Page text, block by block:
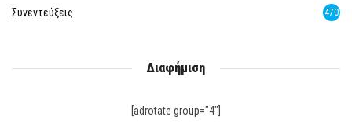
Συνεντεύξεις 470
Διαφήμιση
[adrotate group="4"]